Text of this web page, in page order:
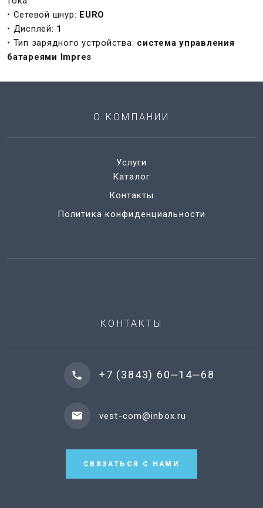
• Сетевой шнур: EURO
• Дисплей: 1
• Тип зарядного устройства: система управления
батареями Impres
О КОМПАНИИ
Услуги
Каталог
Контакты
Политика конфиденциальности
КОНТАКТЫ
+7 (3843) 60‒14‒68
vest-com@inbox.ru
СВЯЗАТЬСЯ С НАМИ